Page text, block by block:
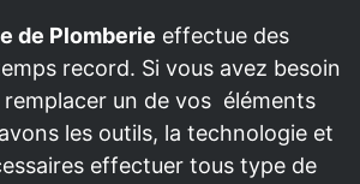
de Plomberie effectue des
record. Si vous avez besoin
remplacer un de vos éléments
les outils, la technologie et
effectuer tous type de